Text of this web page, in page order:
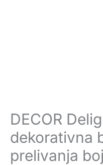
DECOR
dekorativna
prelivanja
DECOR
-
dekorativna